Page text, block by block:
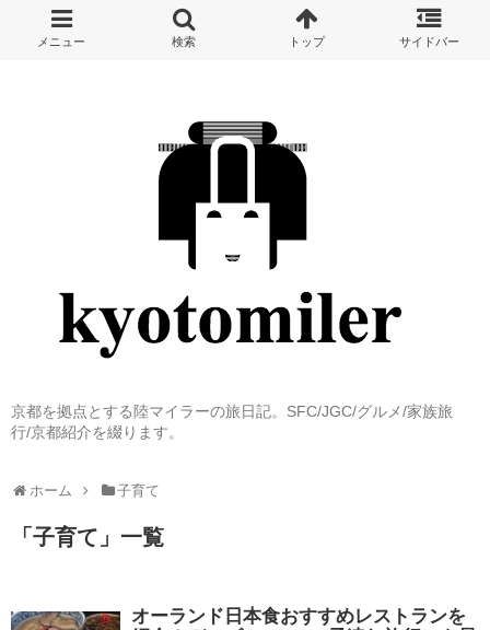
京都を拠点とする陸マイラーの旅日記。SFC/JGC/グルメ/家族旅
行/京都紹介を綴ります。
ホーム 子育て
「 子育て 」 一覧
オーランド日本食おすすめレストランを